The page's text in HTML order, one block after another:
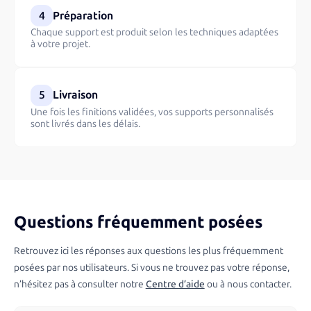
4 Préparation
Chaque support est produit selon les techniques adaptées
à votre projet.
5 Livraison
Une fois les finitions validées, vos supports personnalisés
sont livrés dans les délais.
Questions fréquemment posées
Retrouvez ici les réponses aux questions les plus fréquemment
posées par nos utilisateurs. Si vous ne trouvez pas votre réponse,
n’hésitez pas à consulter notre Centre d’aide ou à nous contacter.